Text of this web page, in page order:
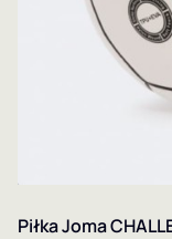
Piłka Joma